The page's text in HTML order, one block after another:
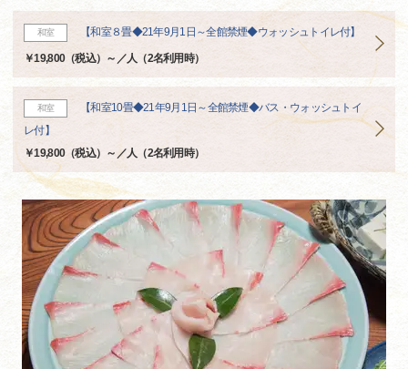
和室 【和室８畳◆21年9月1日～全館禁煙◆ウォッシュトイレ付】
￥19,800（税込）～／人（2名利用時）
和室
【和室10畳◆21年9月1日～全館禁煙◆バス・ウォッシュトイ
レ付】
￥19,800（税込）～／人（2名利用時）